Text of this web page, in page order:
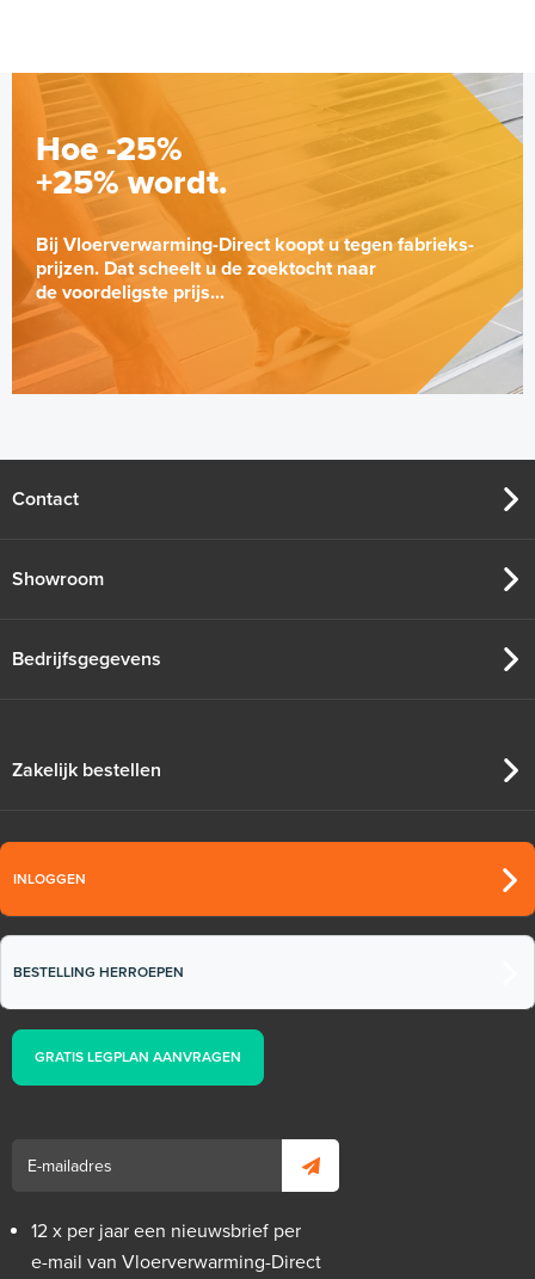
Hoe -25%
+25% wordt.
Bij Vloerverwarming-Direct koopt u tegen fabrieks-
prijzen. Dat scheelt u de zoektocht naar
de voordeligste prijs...
Contact
Showroom
Bedrijfsgegevens
Zakelijk bestellen
INLOGGEN
BESTELLING HERROEPEN
GRATIS LEGPLAN AANVRAGEN
12 x per jaar een nieuwsbrief per
e-mail van Vloerverwarming-Direct